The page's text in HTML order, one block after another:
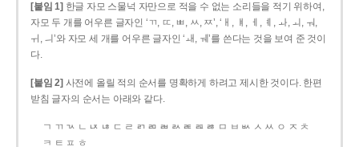
[붙임 1] 한글 자모 스물넉 자만으로 적을 수 없는 소리들을 적기 위하여,
자모 두 개를 어우른 글자인 ‘ㄲ, ㄸ, ㅃ, ㅆ, ㅉ’, ‘ㅐ, ㅒ, ㅔ, ㅖ, ㅘ, ㅚ, ㅝ,
ㅟ, ㅢ’와 자모 세 개를 어우른 글자인 ‘ㅙ, ㅞ’를 쓴다는 것을 보여 준 것이
다.
[붙임 2] 사전에 올릴 적의 순서를 명확하게 하려고 제시한 것이다. 한편
받침 글자의 순서는 아래와 같다.
ㄱ ㄲ ㄳ ㄴ ㄵ ㄶ ㄷ ㄹ ㄺ ㄻ ㄼ ㄽ ㄾ ㄿ ㅀ ㅁ ㅂ ㅄ ㅅ ㅆ ㅇ ㅈ ㅊ
ㅋ ㅌ ㅍ ㅎ